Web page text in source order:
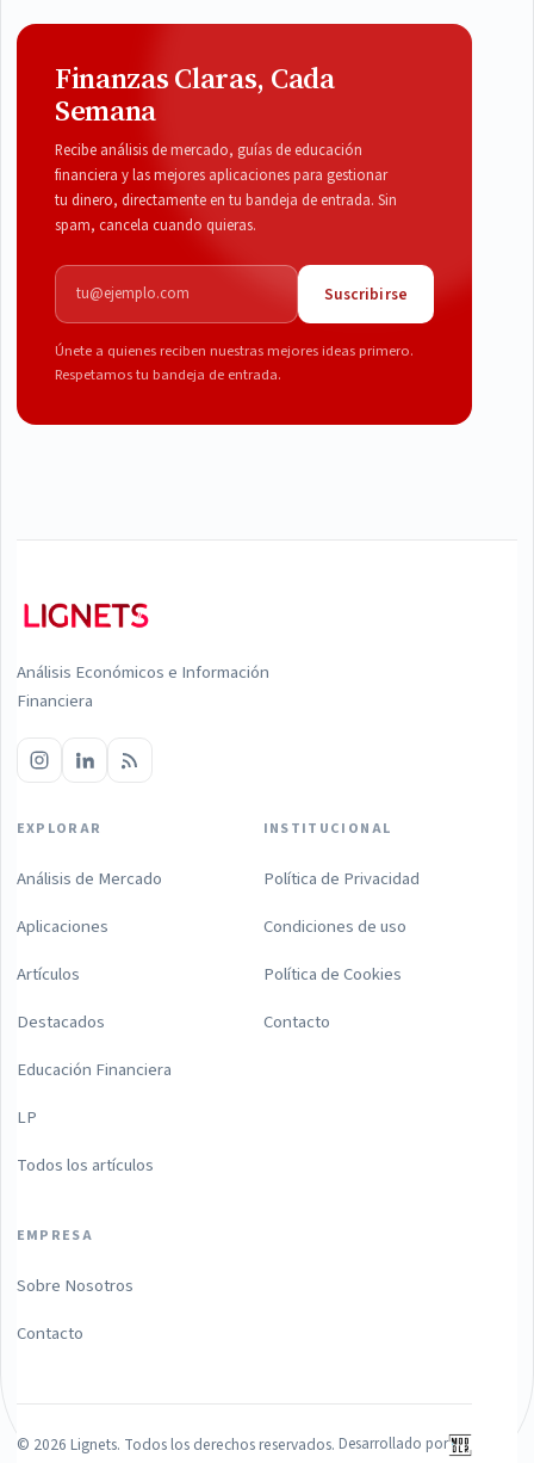
Finanzas Claras, Cada
Semana
Recibe análisis de mercado, guías de educación
financiera y las mejores aplicaciones para gestionar
tu dinero, directamente en tu bandeja de entrada. Sin
spam, cancela cuando quieras.
Correo electrónico
Suscribirse
Únete a quienes reciben nuestras mejores ideas primero.
Respetamos tu bandeja de entrada.
Análisis Económicos e Información
Financiera
EXPLORAR
Análisis de Mercado
Aplicaciones
Artículos
Destacados
Educación Financiera
LP
Todos los artículos
INSTITUCIONAL
Política de Privacidad
Condiciones de uso
Política de Cookies
Contacto
EMPRESA
Sobre Nosotros
Contacto
© 2026 Lignets. Todos los derechos reservados. Desarrollado por